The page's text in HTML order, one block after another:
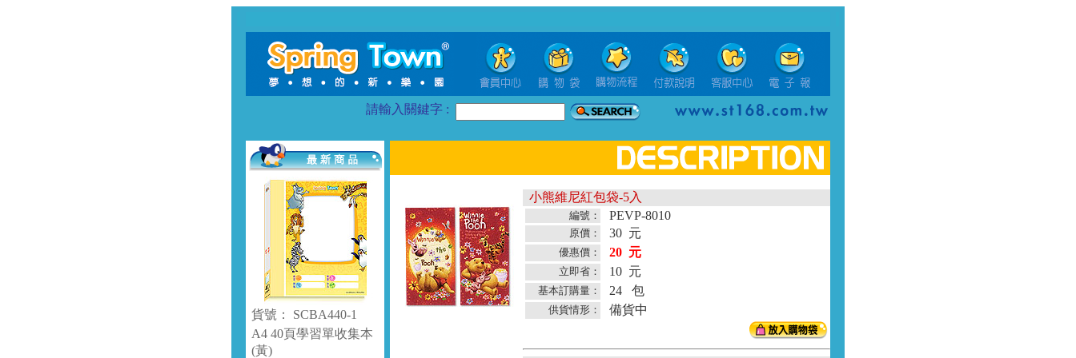
請輸入關鍵字 :
貨號： SCBA440-1
A4 40頁學習單收集本
(黃)
小熊維尼紅包袋-5入
編號： PEVP-8010
原價： 30 元
優惠價： 20 元
立即省： 10 元
基本訂購量： 24 包
供貨情形： 備貨中